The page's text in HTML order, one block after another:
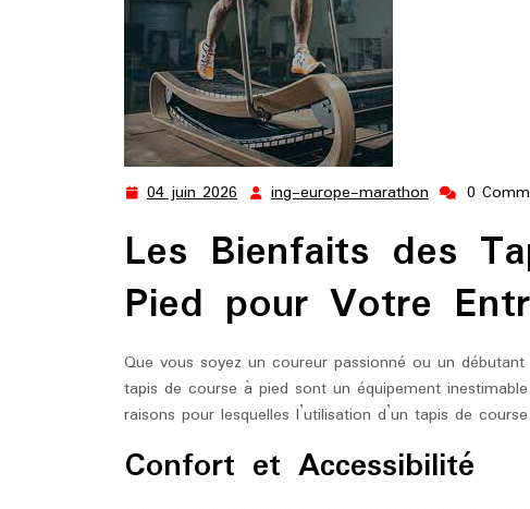
04 juin 2026 04
2026
ing-europe-marathon ing-
marathon
0
Les Bienfaits des
Pied pour Votre
Que vous soyez un coureur passionné ou un
tapis de course à pied sont un équipement
raisons pour lesquelles l’utilisation d’un tapis de
Confort et Accessibilité